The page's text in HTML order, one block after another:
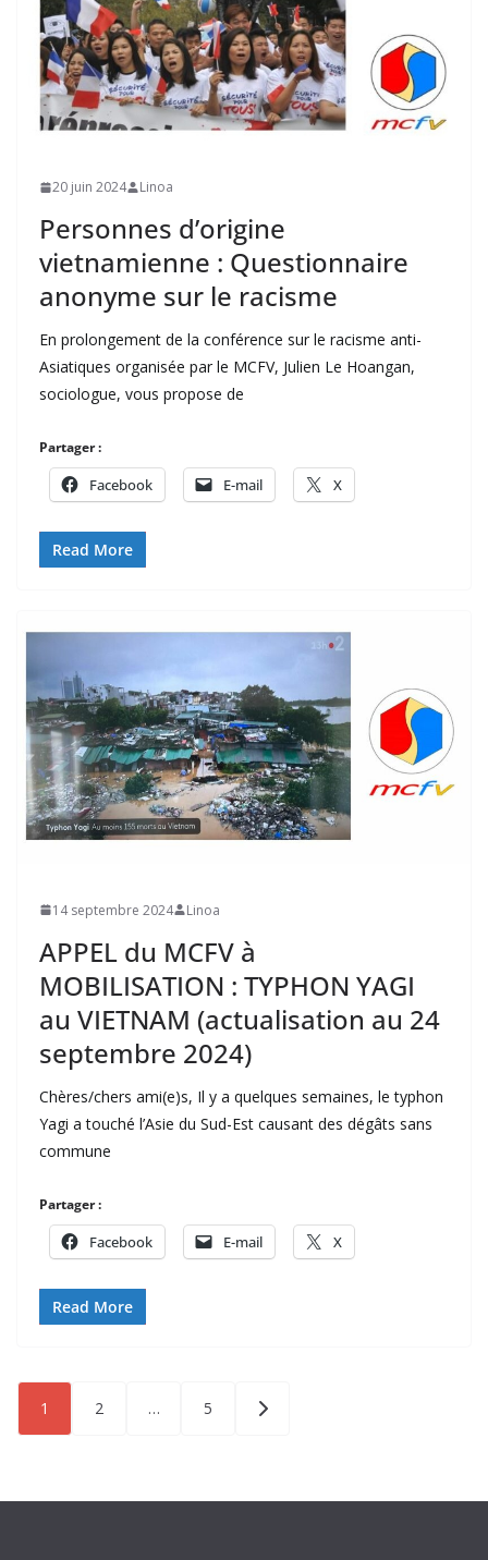
20 juin 2024 Linoa
Personnes d’origine
vietnamienne : Questionnaire
anonyme sur le racisme
En prolongement de la conférence sur le racisme anti-
Asiatiques organisée par le MCFV, Julien Le Hoangan,
sociologue, vous propose de
Partager :
Facebook E-mail X
Read More
14 septembre 2024 Linoa
APPEL du MCFV à
MOBILISATION : TYPHON YAGI
au VIETNAM (actualisation au 24
septembre 2024)
Chères/chers ami(e)s, Il y a quelques semaines, le typhon
Yagi a touché l’Asie du Sud-Est causant des dégâts sans
commune
Partager :
Facebook E-mail X
Read More
Pagination
des
publications
1 2 … 5